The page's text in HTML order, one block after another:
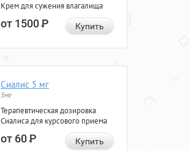
Крем для сужения влагалища
от 1500Р Купить
Сиалис 5 мг
5мг
Терапевтическая дозировка
Сиалиса для курсового приема
от 60Р Купить